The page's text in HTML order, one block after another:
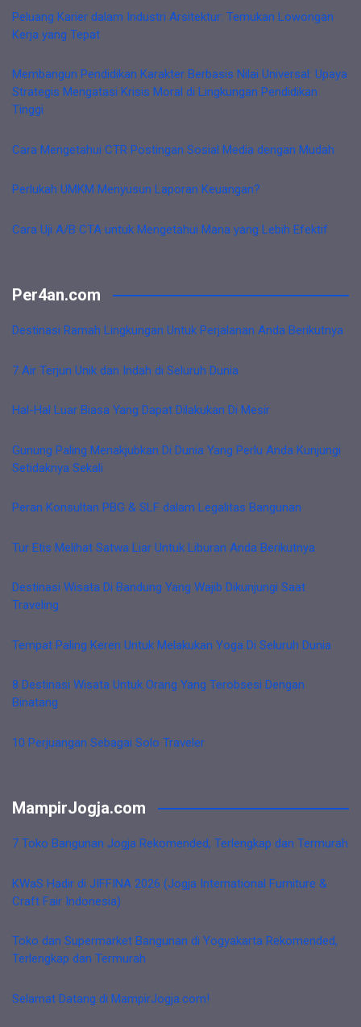
Peluang Karier dalam Industri Arsitektur: Temukan Lowongan
Kerja yang Tepat
Membangun Pendidikan Karakter Berbasis Nilai Universal: Upaya
Strategis Mengatasi Krisis Moral di Lingkungan Pendidikan
Tinggi
Cara Mengetahui CTR Postingan Sosial Media dengan Mudah
Perlukah UMKM Menyusun Laporan Keuangan?
Cara Uji A/B CTA untuk Mengetahui Mana yang Lebih Efektif
Per4an.com
Destinasi Ramah Lingkungan Untuk Perjalanan Anda Berikutnya
7 Air Terjun Unik dan Indah di Seluruh Dunia
Hal-Hal Luar Biasa Yang Dapat Dilakukan Di Mesir
Gunung Paling Menakjubkan Di Dunia Yang Perlu Anda Kunjungi
Setidaknya Sekali
Peran Konsultan PBG & SLF dalam Legalitas Bangunan
Tur Etis Melihat Satwa Liar Untuk Liburan Anda Berikutnya
Destinasi Wisata Di Bandung Yang Wajib Dikunjungi Saat
Traveling
Tempat Paling Keren Untuk Melakukan Yoga Di Seluruh Dunia
8 Destinasi Wisata Untuk Orang Yang Terobsesi Dengan
Binatang
10 Perjuangan Sebagai Solo Traveler
MampirJogja.com
7 Toko Bangunan Jogja Rekomended, Terlengkap dan Termurah
KWaS Hadir di JIFFINA 2026 (Jogja International Furniture &
Craft Fair Indonesia)
Toko dan Supermarket Bangunan di Yogyakarta Rekomended,
Terlengkap dan Termurah
Selamat Datang di MampirJogja.com!